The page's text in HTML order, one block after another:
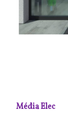
Média Elec